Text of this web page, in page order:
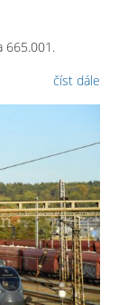
665.001.
číst dále